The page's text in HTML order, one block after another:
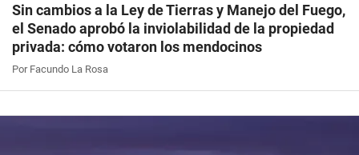
Sin cambios a la Ley de Tierras y Manejo del Fuego,
el Senado aprobó la inviolabilidad de la propiedad
privada: cómo votaron los mendocinos
Por Facundo La Rosa